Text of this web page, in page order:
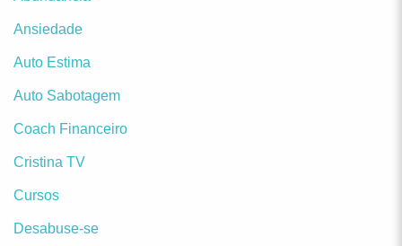
Ansiedade
Auto Estima
Auto Sabotagem
Coach Financeiro
Cristina TV
Cursos
Desabuse-se